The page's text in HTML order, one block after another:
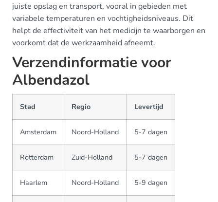
juiste opslag en transport, vooral in gebieden met
variabele temperaturen en vochtigheidsniveaus. Dit
helpt de effectiviteit van het medicijn te waarborgen en
voorkomt dat de werkzaamheid afneemt.
Verzendinformatie voor
Albendazol
Stad Regio Levertijd
Amsterdam Noord-Holland 5-7 dagen
Rotterdam Zuid-Holland 5-7 dagen
Haarlem Noord-Holland 5-9 dagen